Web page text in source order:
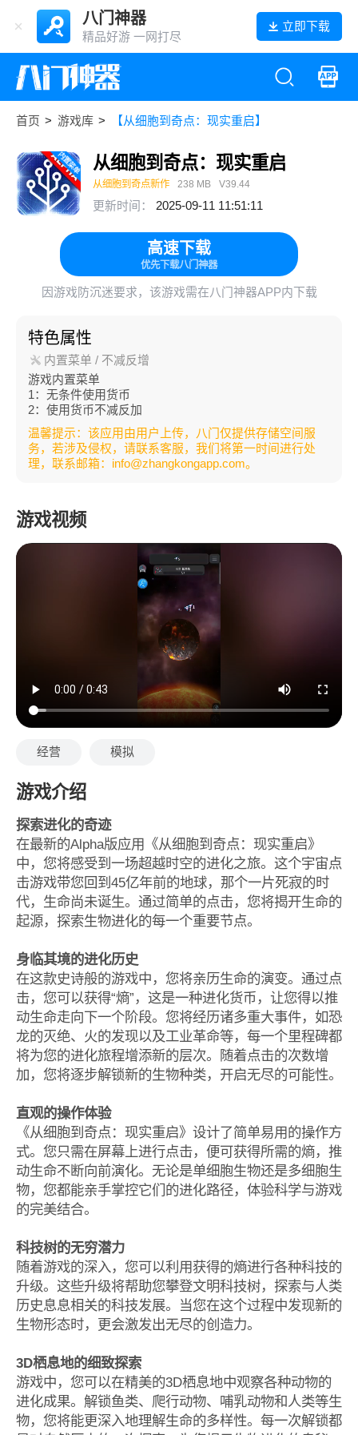
八门神器
精品好游 一网打尽
立即下载
首页 > 游戏库 > 【从细胞到奇点：现实重启】
从细胞到奇点：现实重启
从细胞到奇点新作 238 MB V39.44
更新时间： 2025-09-11 11:51:11
高速下载
优先下载八门神器
因游戏防沉迷要求，该游戏需在八门神器APP内下载
特色属性
内置菜单 / 不减反增
游戏内置菜单
1：无条件使用货币
2：使用货币不减反加
温馨提示：该应用由用户上传，八门仅提供存储空间服
务，若涉及侵权，请联系客服，我们将第一时间进行处
理，联系邮箱：info@zhangkongapp.com。
游戏视频
经营 模拟
游戏介绍
探索进化的奇迹
在最新的Alpha版应用《从细胞到奇点：现实重启》
中，您将感受到一场超越时空的进化之旅。这个宇宙点
击游戏带您回到45亿年前的地球，那个一片死寂的时
代，生命尚未诞生。通过简单的点击，您将揭开生命的
起源，探索生物进化的每一个重要节点。
身临其境的进化历史
在这款史诗般的游戏中，您将亲历生命的演变。通过点
击，您可以获得“熵”，这是一种进化货币，让您得以推
动生命走向下一个阶段。您将经历诸多重大事件，如恐
龙的灭绝、火的发现以及工业革命等，每一个里程碑都
将为您的进化旅程增添新的层次。随着点击的次数增
加，您将逐步解锁新的生物种类，开启无尽的可能性。
直观的操作体验
《从细胞到奇点：现实重启》设计了简单易用的操作方
式。您只需在屏幕上进行点击，便可获得所需的熵，推
动生命不断向前演化。无论是单细胞生物还是多细胞生
物，您都能亲手掌控它们的进化路径，体验科学与游戏
的完美结合。
科技树的无穷潜力
随着游戏的深入，您可以利用获得的熵进行各种科技的
升级。这些升级将帮助您攀登文明科技树，探索与人类
历史息息相关的科技发展。当您在这个过程中发现新的
生物形态时，更会激发出无尽的创造力。
3D栖息地的细致探索
游戏中，您可以在精美的3D栖息地中观察各种动物的
进化成果。解锁鱼类、爬行动物、哺乳动物和人类等生
物，您将能更深入地理解生命的多样性。每一次解锁都